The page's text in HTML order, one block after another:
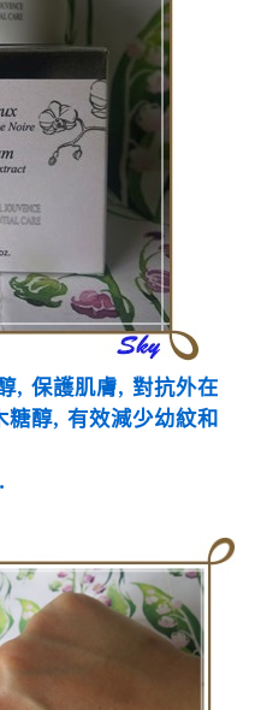
, 保護肌膚, 對抗外在
糖醇, 有效減少幼紋和
.